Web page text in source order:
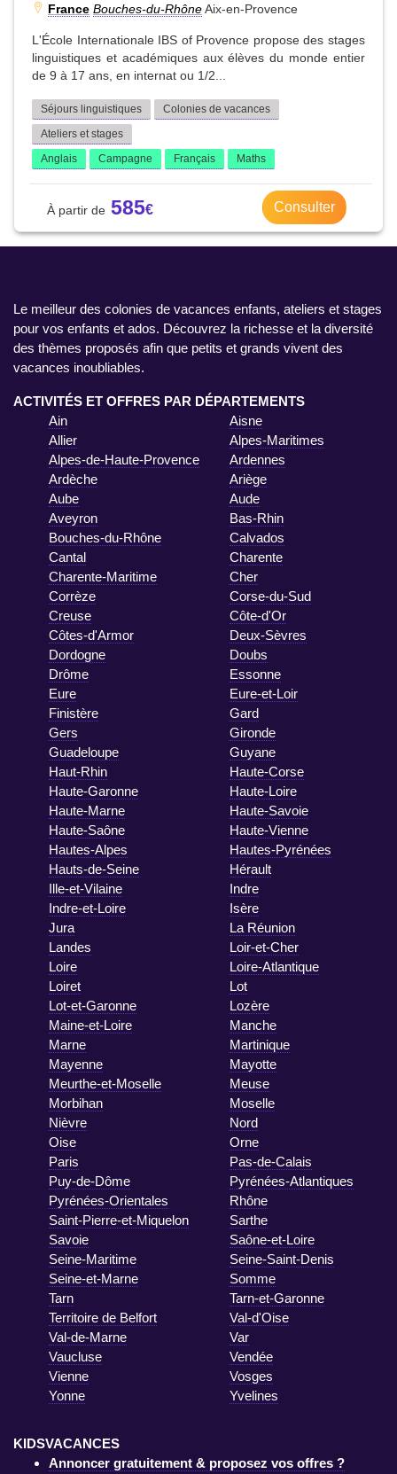
France Bouches-du-RhôneAix-en-Provence
L'École Internationale IBS of Provence propose des stages
linguistiques et académiques aux élèves du monde entier
de 9 à 17 ans, en internat ou 1/2...
Séjours linguistiques
Colonies de vacances
Ateliers et stages
Anglais
Campagne Français Maths
585 Consulter
Le meilleur des colonies de vacances enfants, ateliers et stages
pour vos enfants et ados. Découvrez la richesse et la diversité
des thèmes proposés afin que petits et grands vivent des
vacances inoubliables.
ACTIVITÉS ET OFFRES PAR DÉPARTEMENTS
Ain
Aisne
Allier
Alpes-Maritimes
Alpes-de-Haute-Provence
Ardennes
Ardèche
Ariège
Aube
Aude
Aveyron
Bas-Rhin
Bouches-du-Rhône
Calvados
Cantal
Charente
Charente-Maritime
Cher
Corrèze
Corse-du-Sud
Creuse
Côte-d'Or
Côtes-d'Armor
Deux-Sèvres
Dordogne
Doubs
Drôme
Essonne
Eure
Eure-et-Loir
Finistère
Gard
Gers
Gironde
Guadeloupe
Guyane
Haut-Rhin
Haute-Corse
Haute-Garonne
Haute-Loire
Haute-Marne
Haute-Savoie
Haute-Saône
Haute-Vienne
Hautes-Alpes
Hautes-Pyrénées
Hauts-de-Seine
Hérault
Ille-et-Vilaine
Indre
Indre-et-Loire
Isère
Jura
La Réunion
Landes
Loir-et-Cher
Loire
Loire-Atlantique
Loiret
Lot
Lot-et-Garonne
Lozère
Maine-et-Loire
Manche
Marne
Martinique
Mayenne
Mayotte
Meurthe-et-Moselle
Meuse
Morbihan
Moselle
Nièvre
Nord
Oise
Orne
Paris
Pas-de-Calais
Puy-de-Dôme
Pyrénées-Atlantiques
Pyrénées-Orientales
Rhône
Saint-Pierre-et-Miquelon
Sarthe
Savoie
Saône-et-Loire
Seine-Maritime
Seine-Saint-Denis
Seine-et-Marne
Somme
Tarn
Tarn-et-Garonne
Territoire de Belfort
Val-d'Oise
Val-de-Marne
Var
Vaucluse
Vendée
Vienne
Vosges
Yonne
Yvelines
KIDSVACANCES
Annoncer gratuitement & proposez vos offres ?